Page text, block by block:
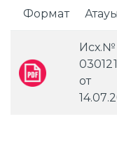
Формат
Исх.№
от